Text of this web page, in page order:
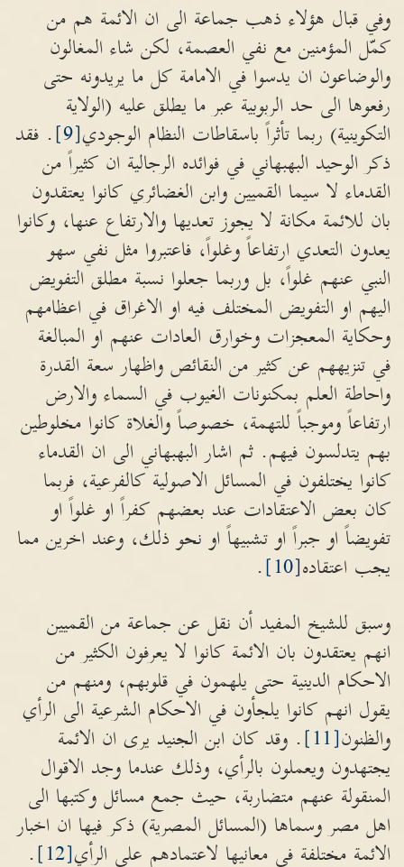
وفي قبال هؤلاء ذهب جماعة الى ان الائمة هم من
كمّل المؤمنين مع نفي العصمة، لكن شاء المغالون
والوضاعون ان يدسوا في الامامة كل ما يريدونه حتى
رفعوها الى حد الربوبية عبر ما يطلق عليه (الولاية
التكوينية) ربما تأثراً باسقاطات النظام الوجودي[9]
. فقد
ذكر الوحيد البهبهاني في فوائده الرجالية ان كثيراً من
القدماء لا سيما القميين وابن الغضائري كانوا يعتقدون
بان للائمة مكانة لا يجوز تعديها والارتفاع عنها، وكانوا
يعدون التعدي ارتفاعاً وغلواً، فاعتبروا مثل نفي سهو
النبي عنهم غلواً، بل وربما جعلوا نسبة مطلق التفويض
اليهم او التفويض المختلف فيه او الاغراق في اعظامهم
وحكاية المعجزات وخوارق العادات عنهم او المبالغة
في تنزيههم عن كثير من النقائص واظهار سعة القدرة
واحاطة العلم بمكنونات الغيوب في السماء والارض
ارتفاعاً وموجباً للتهمة، خصوصاً والغلاة كانوا مخلوطين
بهم يتدلسون فيهم. ثم اشار البهبهاني الى ان القدماء
كانوا يختلفون في المسائل الاصولية كالفرعية، فربما
كان بعض الاعتقادات عند بعضهم كفراً او غلواً او
تفويضاً او جبراً او تشبيهاً او نحو ذلك، وعند اخرين مما
يجب اعتقاده[10]
.
وسبق للشيخ المفيد أن نقل عن جماعة من القميين
انهم يعتقدون بان الائمة كانوا لا يعرفون الكثير من
الاحكام الدينية حتى يلهمون في قلوبهم، ومنهم من
يقول انهم كانوا يلجأون في الاحكام الشرعية الى الرأي
والظنون[11]
. وقد كان ابن الجنيد يرى ان الائمة
يجتهدون ويعملون بالرأي، وذلك عندما وجد الاقوال
المنقولة عنهم متضاربة، حيث جمع مسائل وكتبها الى
اهل مصر وسماها (المسائل المصرية) ذكر فيها ان اخبار
الائمة مختلفة في معانيها لاعتمادهم على الرأي[12]
.